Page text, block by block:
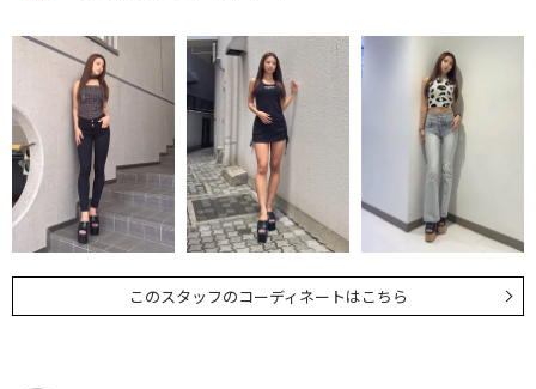
このスタッフのコーディネートはこちら